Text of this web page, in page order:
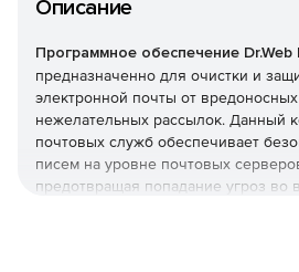
Описание
Программное обеспечение
предназначенно для очистки и
электронной почты от
нежелательных рассылок. Данный
почтовых служб обеспечивает
писем на уровне почтовых
предотвращая попадание угроз во